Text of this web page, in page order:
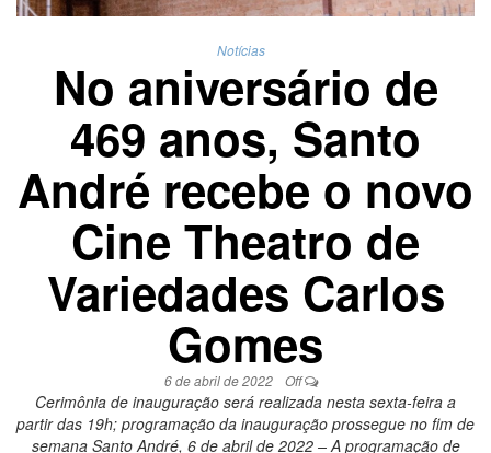
Notícias
No aniversário de
469 anos, Santo
André recebe o novo
Cine Theatro de
Variedades Carlos
Gomes
6 de abril de 2022 Off
Cerimônia de inauguração será realizada nesta sexta-feira a
partir das 19h; programação da inauguração prossegue no fim de
semana Santo André, 6 de abril de 2022 – A programação de